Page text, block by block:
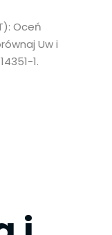
Oceń
Uw i
1.